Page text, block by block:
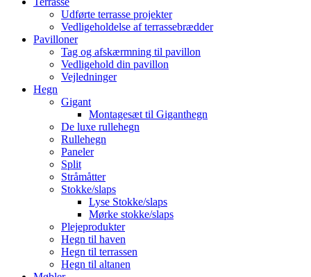
Udførte terrasse projekter
Vedligeholdelse af terrassebrædder
Pavilloner
Tag og afskærmning til pavillon
Vedligehold din pavillon
Vejledninger
Hegn
Gigant
Montagesæt til Giganthegn
De luxe rullehegn
Rullehegn
Paneler
Split
Stråmåtter
Stokke/slaps
Lyse Stokke/slaps
Mørke stokke/slaps
Plejeprodukter
Hegn til haven
Hegn til terrassen
Hegn til altanen